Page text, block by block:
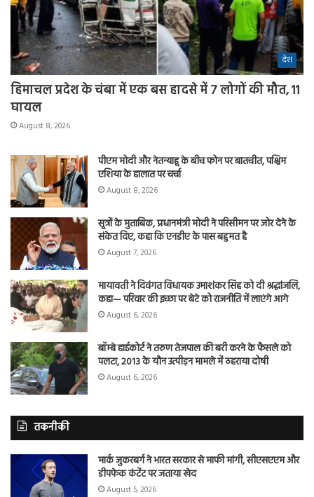
देश
हिमाचल प्रदेश के चंबा में एक बस हादसे में 7 लोगों की मौत, 11
घायल
August 8, 2026
पीएम मोदी और नेतन्याहू के बीच फोन पर बातचीत, पश्चिम
एशिया के हालात पर चर्चा
August 8, 2026
सूत्रों के मुताबिक, प्रधानमंत्री मोदी ने परिसीमन पर जोर देने के
संकेत दिए, कहा कि एनडीए के पास बहुमत है
August 7, 2026
मायावती ने दिवंगत विधायक उमाशंकर सिंह को दी श्रद्धांजलि,
कहा— परिवार की इच्छा पर बेटे को राजनीति में लाएंगे आगे
August 6, 2026
बॉम्बे हाईकोर्ट ने तरुण तेजपाल की बरी करने के फैसले को
पलटा, 2013 के यौन उत्पीड़न मामले में ठहराया दोषी
August 6, 2026
तकनीकी
मार्क जुकरबर्ग ने भारत सरकार से माफी मांगी, सीएसएएम और
डीपफेक कंटेंट पर जताया खेद
August 5, 2026